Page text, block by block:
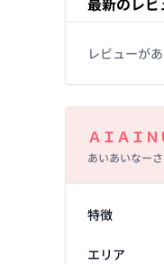
レビューが
ＡＩＡＩ
あいあいなー
特徴
エリア